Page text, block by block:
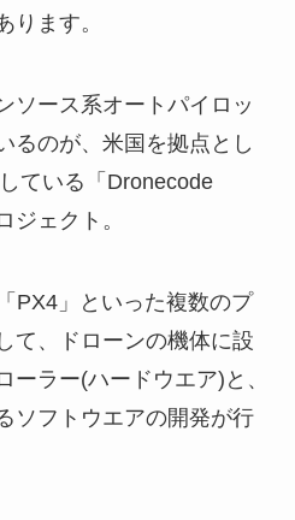
ります。
ソース系オートパイロッ
るのが、米国を拠点とし
ている「Dronecode
ジェクト。
PX4」といった複数のプ
て、ドローンの機体に設
ーラー(ハードウエア)と、
ソフトウエアの開発が行